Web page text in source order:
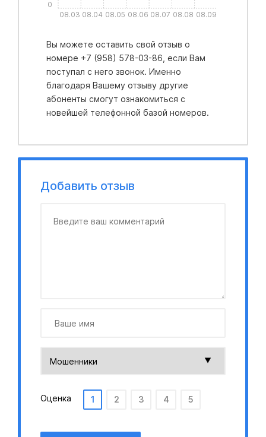
08.03 08.04 08.05 08.06 08.07 08.08 08.09
0
Вы можете оставить свой отзыв о
номере +7 (958) 578-03-86, если Вам
поступал с него звонок. Именно
благодаря Вашему отзыву другие
абоненты смогут ознакомиться с
новейшей телефонной базой номеров.
Добавить отзыв
Оценка 1 2 3 4 5